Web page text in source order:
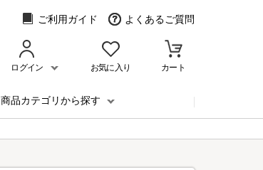
ご利用ガイド よくあるご質問
ログイン お気に入り カート
商品カテゴリから探す